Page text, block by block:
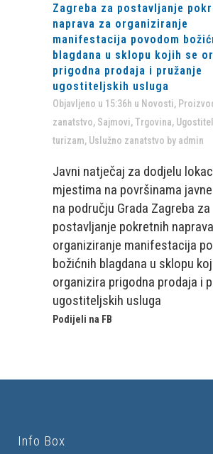
Zagreba za postavljanje
naprava za organiziranje
manifestacija povodom
blagdana u sklopu kojih se
prigodna prodaja i pružanje
ugostiteljskih usluga
Objavljeno u 15:36h u Novosti,
zanatstvo, Sajmovi,Trgovina,
turizam, Uslužno zanatstvo by admin
Javni natječaj za dodjelu
mjestima na površinama
na području Grada Zagreba za
postavljanje pokretnih
organiziranje manifestacija
božićnih blagdana u sklopu
organizira prigodna prodaja i
ugostiteljskih usluga
Podijeli na FB
Info Box